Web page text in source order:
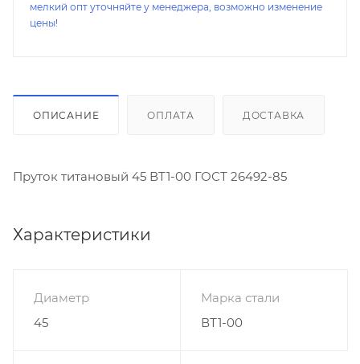
мелкий опт уточняйте у менеджера, возможно изменение
цены!
ОПИСАНИЕ ОПЛАТА ДОСТАВКА
Пруток титановый 45 ВТ1-00 ГОСТ 26492-85
Характеристики
Диаметр
45
Марка стали
ВТ1-00